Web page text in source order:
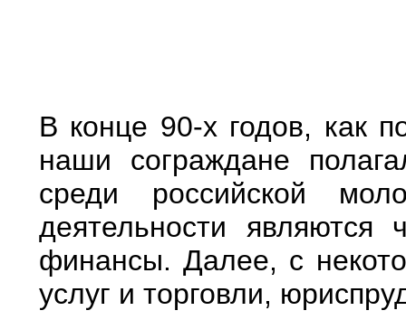
В конце 90-х годов, как
наши сограждане
среди российской
деятельности являются
финансы. Далее, с
услуг и торговли,